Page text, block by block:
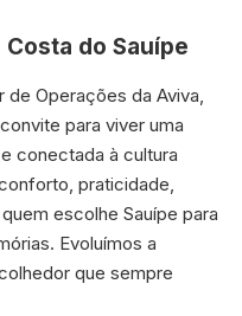
do Sauípe
de Operações da Aviva,
para viver uma
conectada à cultura
praticidade,
escolhe Sauípe para
Evoluímos a
que sempre